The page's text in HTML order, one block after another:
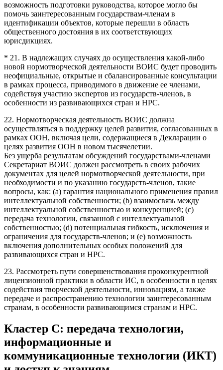
возможность подготовки руководства, которое могло бы
помочь заинтересованным государствам-членам в
идентификации объектов, которые перешли в область
общественного достояния в их соответствующих
юрисдикциях.
* 21. В надлежащих случаях до осуществления какой-либо
новой нормотворческой деятельности ВОИС будет проводить
неофициальные, открытые и сбалансированные консультации
в рамках процесса, приводимого в движение ее членами,
содействуя участию экспертов из государств-членов, в
особенности из развивающихся стран и НРС.
22. Нормотворческая деятельность ВОИС должна
осуществляться в поддержку целей развития, согласованных в
рамках ООН, включая цели, содержащиеся в Декларации о
целях развития ООН в новом тысячелетии.
Без ущерба результатам обсуждений государствами-членами
Секретариат ВОИС должен рассмотреть в своих рабочих
документах для целей нормотворческой деятельности, при
необходимости и по указанию государств-членов, такие
вопросы, как: (а) гарантия национального применения правил
интеллектуальной собственности; (b) взаимосвязь между
интеллектуальной собственностью и конкуренцией; (с)
передача технологии, связанной с интеллектуальной
собственностью; (d) потенциальная гибкость, исключения и
ограничения для государств-членов; и (е) возможность
включения дополнительных особых положений для
развивающихся стран и НРС.
23. Рассмотреть пути совершенствования проконкурентной
лицензионной практики в области ИС, в особенности в целях
содействия творческой деятельности, инновациям, а также
передаче и распространению технологии заинтересованным
странам, в особенности развивающимся странам и НРС.
Кластер C: передача технологии,
информационные и
коммуникационные технологии (ИКТ)